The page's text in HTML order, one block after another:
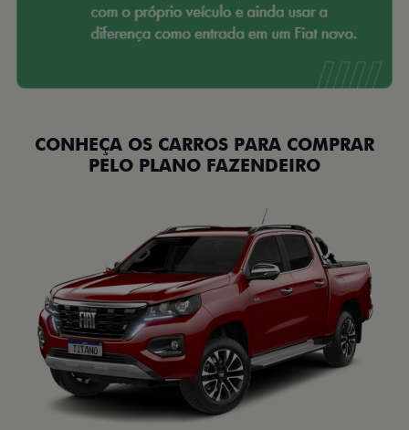
CONHEÇA OS CARROS PARA COMPRAR
PELO PLANO FAZENDEIRO